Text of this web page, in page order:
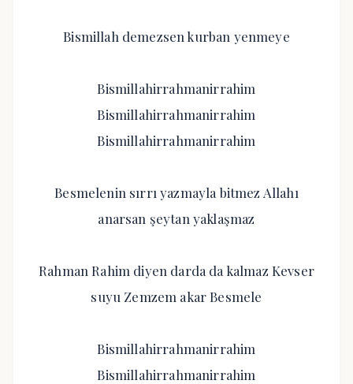
Bismillah demezsen kurban yenmeye
Bismillahirrahmanirrahim
Bismillahirrahmanirrahim
Bismillahirrahmanirrahim
Besmelenin sırrı yazmayla bitmez Allahı
anarsan şeytan yaklaşmaz
Rahman Rahim diyen darda da kalmaz Kevser
suyu Zemzem akar Besmele
Bismillahirrahmanirrahim
Bismillahirrahmanirrahim